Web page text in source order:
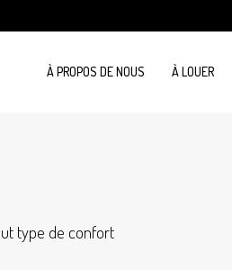
À PROPOS DE NOUS À LOUER
type de confort